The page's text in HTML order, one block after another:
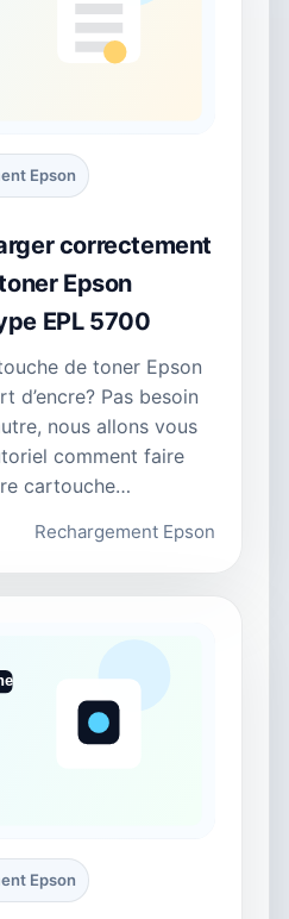
Epson
correctement
Epson
EPL 5700
de toner Epson
d’encre? Pas besoin
nous allons vous
comment faire
cartouche…
Rechargement Epson
Epson